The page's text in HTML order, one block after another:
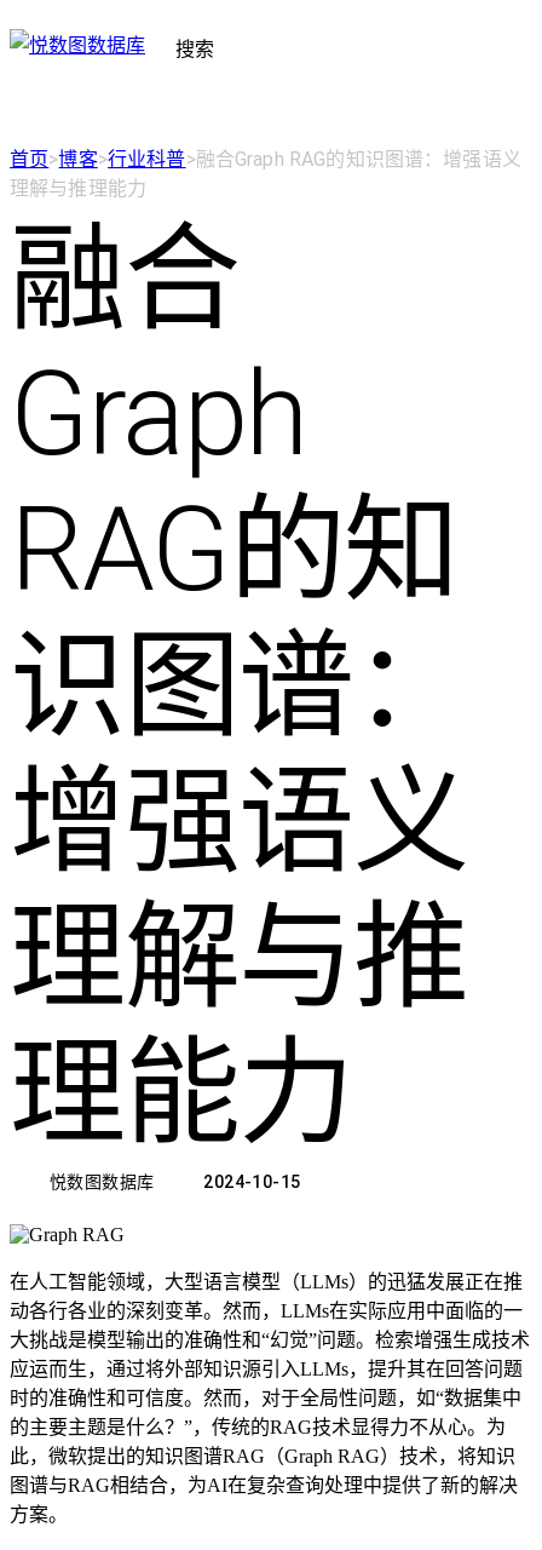
搜索
首页>博客>行业科普>融合Graph RAG的知识图谱：增强语义
理解与推理能力
融合
Graph
RAG的知
识图谱：
增强语义
理解与推
理能力
悦数图数据库 2024-10-15
在人工智能领域，大型语言模型（LLMs）的迅猛发展正在推
动各行各业的深刻变革。然而，LLMs在实际应用中面临的一
大挑战是模型输出的准确性和“幻觉”问题。检索增强生成技术
应运而生，通过将外部知识源引入LLMs，提升其在回答问题
时的准确性和可信度。然而，对于全局性问题，如“数据集中
的主要主题是什么？”，传统的RAG技术显得力不从心。为
此，微软提出的知识图谱RAG（Graph RAG）技术，将知识
图谱与RAG相结合，为AI在复杂查询处理中提供了新的解决
方案。